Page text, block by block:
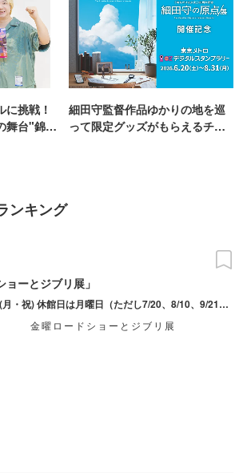
に挑戦！
舞台"錦糸
細田守監督作品ゆかりの地を巡
って限定グッズがもらえるチャ
ンキング
ーとジブリ展」
2026/07/18(土) ～ 10/12(月・祝) 休館日は月曜日（ただし7/20、8/10、9/21、10/12は開館） 入場は16:00まで ※会期中の土曜日および8月は18:00まで開館延長（入場は17:00まで）
金曜ロードショーとジブリ展